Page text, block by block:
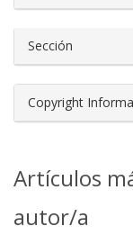
Sección
Copyright
Artículos
autor/a